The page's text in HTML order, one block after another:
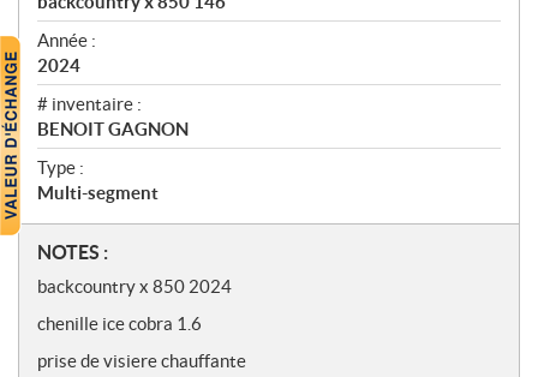
Année :
2024
# inventaire :
BENOIT GAGNON
Type :
Multi-segment
N
o
e
s
NOTES :
backcountry x 850 2024
chenille ice cobra 1.6
prise de visiere chauffante